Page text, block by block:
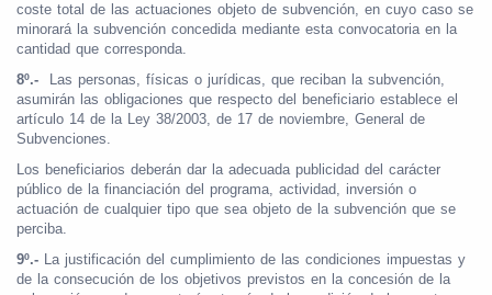
coste total de las actuaciones objeto de subvención, en cuyo caso se
minorará la subvención concedida mediante esta convocatoria en la
cantidad que corresponda.
8º.- Las personas, físicas o jurídicas, que reciban la subvención,
asumirán las obligaciones que respecto del beneficiario establece el
artículo 14 de la Ley 38/2003, de 17 de noviembre, General de
Subvenciones.
Los beneficiarios deberán dar la adecuada publicidad del carácter
público de la financiación del programa, actividad, inversión o
actuación de cualquier tipo que sea objeto de la subvención que se
perciba.
9º.- La justificación del cumplimiento de las condiciones impuestas y
de la consecución de los objetivos previstos en la concesión de la